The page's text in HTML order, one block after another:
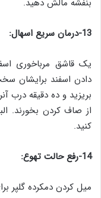
بنفشه مالش دهید.
13-درمان سریع اسهال:
یک قاشق مرباخوری
دادن اسفند برایشان
بریزید و ده دقیقه درب
از صاف کردن بخورند.
کنید.
14-رفع حالت تهوع:
میل کردن دمکرده گلپر